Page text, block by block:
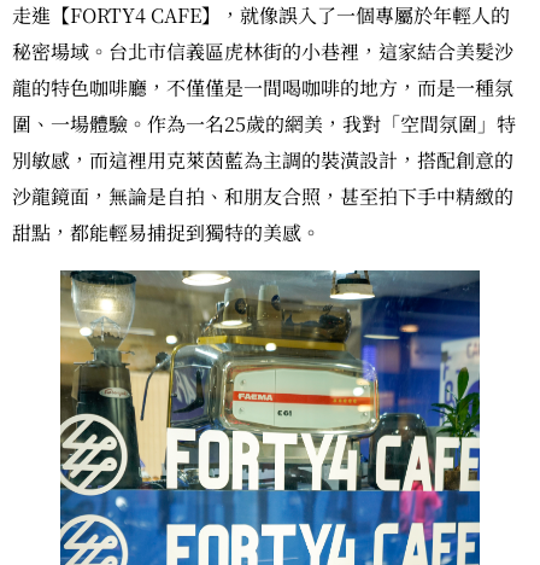
走進【FORTY4 CAFE】，就像誤入了一個專屬於年輕人的
秘密場域。台北市信義區虎林街的小巷裡，這家結合美髮沙
龍的特色咖啡廳，不僅僅是一間喝咖啡的地方，而是一種氛
圍、一場體驗。作為一名25歲的網美，我對「空間氛圍」特
別敏感，而這裡用克萊茵藍為主調的裝潢設計，搭配創意的
沙龍鏡面，無論是自拍、和朋友合照，甚至拍下手中精緻的
甜點，都能輕易捕捉到獨特的美感。